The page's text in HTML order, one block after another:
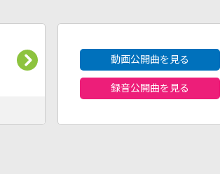
動画公開曲を見る
録音公開曲を見る